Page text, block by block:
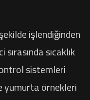
işlendiğinden
sıcaklık
sistemleri
yumurta örnekleri